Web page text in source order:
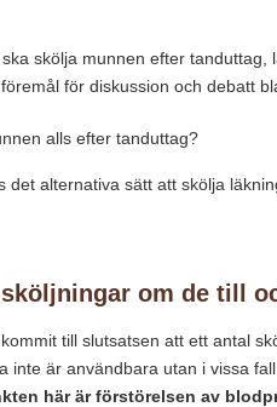
skölja munnen efter tanduttag,
för diskussion och debatt
alls efter tanduttag?
det alternativa sätt att skölja
om de till
till slutsatsen att ett antal
inte är användbara utan i vissa
här är förstörelsen av